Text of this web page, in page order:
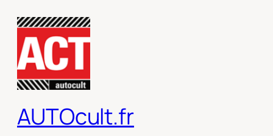
contenu
AUTOcult.fr